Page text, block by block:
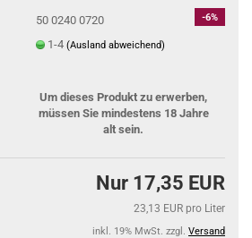
-6%
50 0240 0720
1-4 (Ausland abweichend)
Um dieses Produkt zu erwerben,
müssen Sie mindestens 18 Jahre
alt sein.
Nur 17,35 EUR
23,13 EUR pro Liter
inkl. 19% MwSt. zzgl. Versand